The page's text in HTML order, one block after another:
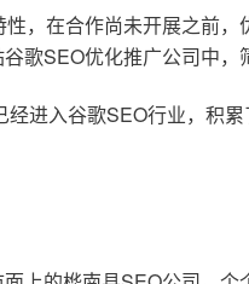
，在合作尚未开展之前
歌SEO优化推广公司中
进入谷歌SEO行业，积